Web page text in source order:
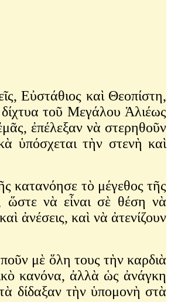
Εὐστάθιος καὶ Θεοπίστη,
τοῦ Μεγάλου Ἁλιέως
ἐπέλεξαν νὰ στερηθοῦν
ὑπόσχεται τὴν στενὴ καὶ
κατανόησε τὸ μέγεθος τῆς
ὥστε νὰ εἶναι σὲ θέση νὰ
ἀνέσεις, καὶ νὰ ἀτενίζουν
μὲ ὅλη τους τὴν καρδιὰ
κανόνα, ἀλλὰ ὡς ἀνάγκη
δίδαξαν τὴν ὑπομονὴ στὰ